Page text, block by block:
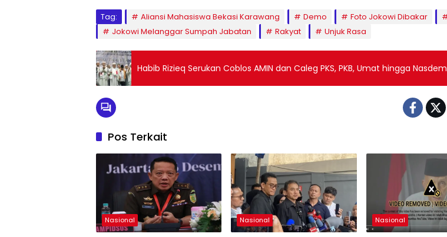
Tag: Aliansi Mahasiswa Bekasi Karawang Demo Foto Jokowi Dibakar
Jokowi Melanggar Sumpah Jabatan
Rakyat Unjuk Rasa
Habib Rizieq Serukan Coblos AMIN dan Caleg PKS, PKB, Umat hingga Nasdem
Pos Terkait
Nasional Nasional Nasional